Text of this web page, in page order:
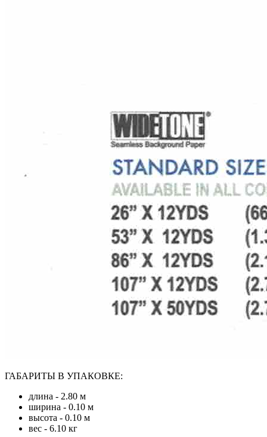
ГАБАРИТЫ В УПАКОВКЕ:
длина - 2.80 м
ширина - 0.10 м
высота - 0.10 м
вес - 6.10 кг